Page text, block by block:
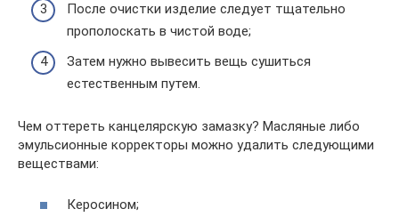
После очистки изделие следует тщательно
прополоскать в чистой воде;
Затем нужно вывесить вещь сушиться
естественным путем.
Чем оттереть канцелярскую замазку? Масляные либо
эмульсионные корректоры можно удалить следующими
веществами:
Керосином;